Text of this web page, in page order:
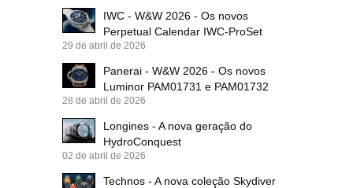
IWC - W&W 2026 - Os novos
Perpetual Calendar IWC-ProSet
29 de abril de 2026
Panerai - W&W 2026 - Os novos
Luminor PAM01731 e PAM01732
28 de abril de 2026
Longines - A nova geração do
HydroConquest
02 de abril de 2026
Technos - A nova coleção Skydiver